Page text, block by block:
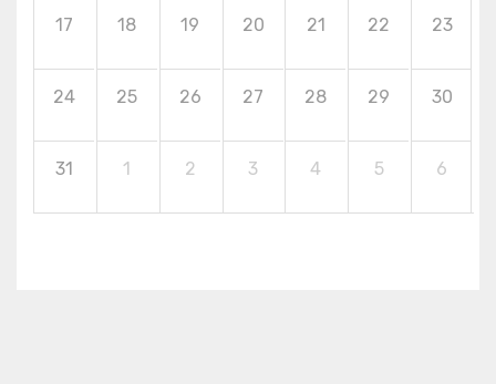
17 18 19 20 21 22 23
24 25 26 27 28 29 30
31 1 2 3 4 5 6